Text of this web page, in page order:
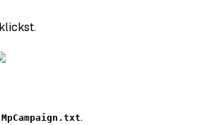
klickst.
MpCampaign.txt.